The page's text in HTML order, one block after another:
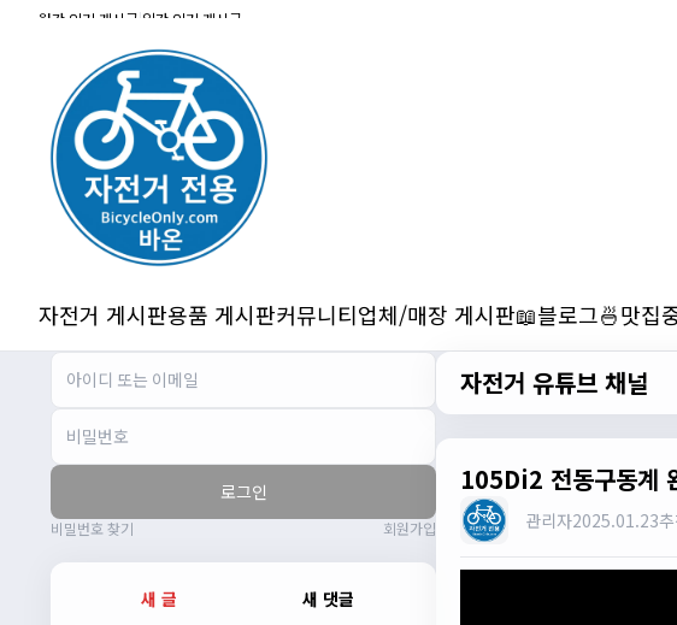
월간 인기 게시글|일간 인기 게시글
자전거 게시판용품 게시판커뮤니티업체/매장 게시판📖블로그🍜맛집
로그인
비밀번호 찾기 회원가입
새 글 새 댓글
잔차나라 화이팅!!
감사합니다 파이팅!!!!
2/14/2025
서준22:03:11
저 첫 로드로 힉스 바버비 살려하는데 괜찮
나요?
2/16/2025
자출조아15:14:23
시즌온 하신 분들 모두 안라하세요~~
서준 20:17:55
시즌온이랑 안라가 몬가요?
진우 01:50:08
시즌온은 시즌이 시작됬다는거고 안라는
안전한 라이딩으로 알고있습니다
자출조아03:19:07
시즌이 곧 다가오네요 ^^ 모두 안전한 라이
딩 하시기 바랍니다
자전거 유튜브 채널
105Di2 전동구동계
관리자2025.01.23